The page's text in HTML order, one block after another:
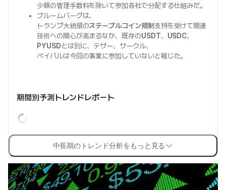
少額の管理手数料を除いて参加各社で分配する仕組みだ。
ブルームバーグは、
トランプ大統領のステーブルコイン規制 支持を受けて関連
技術への関心が高まるなか、既存のUSDT、 USDC、
PYUSDとは別に、テザー、サークル、
ペイパルは今回の事業に参加していないと報じた。
期間別予測トレンドレポート
中長期のトレンド分析をもっと見る